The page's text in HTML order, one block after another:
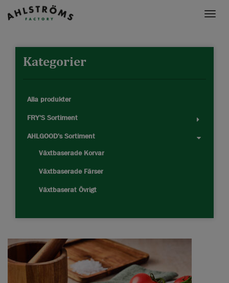
Toggle
Kategorier
Alla produkter
FRY'S Sortiment
AHLGOOD's Sortiment
Växtbaserade Korvar
Växtbaserade Färser
Växtbaserat Övrigt